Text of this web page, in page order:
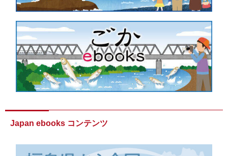
Japan ebooks コンテンツ